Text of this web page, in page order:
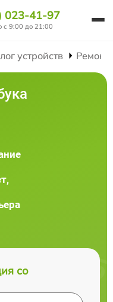
023-41-97
с 9:00 до 21:00
устройств Ремонт
со